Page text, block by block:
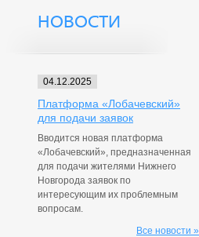
НОВОСТИ
04.12.2025
Платформа «Лобачевский»
для подачи заявок
Вводится новая платформа
«Лобачевский», предназначенная
для подачи жителями Нижнего
Новгорода заявок по
интересующим их проблемным
вопросам.
Все новости »